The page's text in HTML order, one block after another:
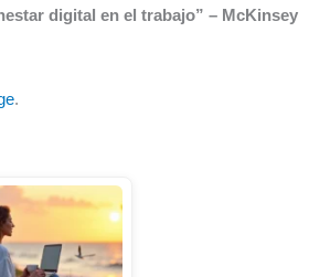
digital en el trabajo” – McKinsey
.